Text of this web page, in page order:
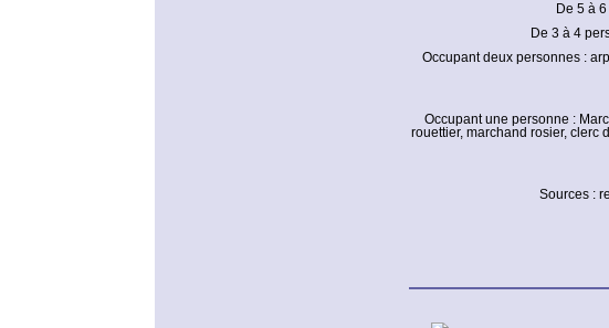
De 5 à
De 3 à 4
Occupant deux personnes :
Occupant une personne :
rouettier, marchand rosier, clerc
Sources :